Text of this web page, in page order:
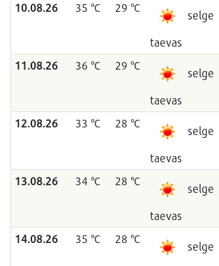
10.08.26 35 °C 29 °C
selge
taevas
11.08.26 36 °C 29 °C
selge
taevas
12.08.26 33 °C 28 °C
selge
taevas
13.08.26 34 °C 28 °C
selge
taevas
14.08.26 35 °C 28 °C
selge